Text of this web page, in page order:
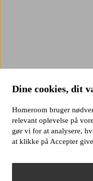
Dine cookies, dit
Homeroom bruger
relevant oplevelse på
gør vi for at analysere,
at klikke på Accepter